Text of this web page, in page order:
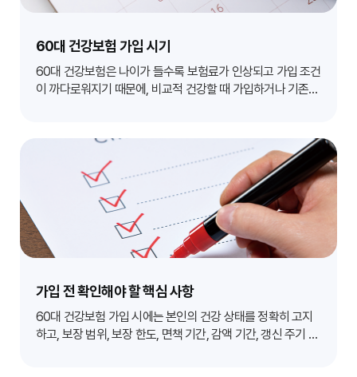
60대 건강보험 가입 시기
60대 건강보험은 나이가 들수록 보험료가 인상되고 가입 조건
이 까다로워지기 때문에, 비교적 건강할 때 가입하거나 기존
가입 전 확인해야 할 핵심 사항
60대 건강보험 가입 시에는 본인의 건강 상태를 정확히 고지
하고, 보장 범위, 보장 한도, 면책 기간, 감액 기간, 갱신 주기 및